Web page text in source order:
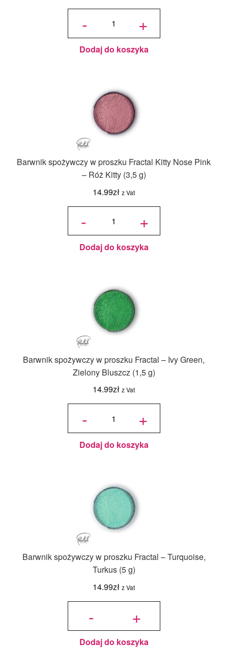
-
ilość
w proszku
Fractal -
Lavender,
Lawendowy
(5 g)
+
Dodaj do koszyka
Barwnik spożywczy w proszku Fractal Kitty Nose Pink
– Róż Kitty (3,5 g)
14.99zł z Vat
-
ilość
w proszku
Fractal
Pink - Róż
Kitty (3,5
+
Dodaj do koszyka
Barwnik spożywczy w proszku Fractal – Ivy Green,
Zielony Bluszcz (1,5 g)
14.99zł z Vat
-
ilość
w proszku
Fractal -
Ivy Green,
Zielony
Bluszcz
+
Dodaj do koszyka
Barwnik spożywczy w proszku Fractal – Turquoise,
Turkus (5 g)
14.99zł z Vat
-
ilość
w proszku
Fractal -
Turquoise,
Turkus (5
g)
+
Dodaj do koszyka